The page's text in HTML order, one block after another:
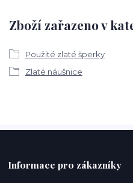
Zboží zařazeno v
Použité zlaté šperky
Zlaté náušnice
Informace pro zákazníky